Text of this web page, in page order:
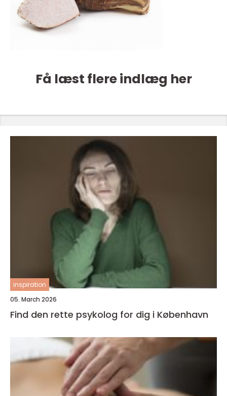
Få læst flere indlæg her
inspiration
05. March 2026
Find den rette psykolog for dig i København